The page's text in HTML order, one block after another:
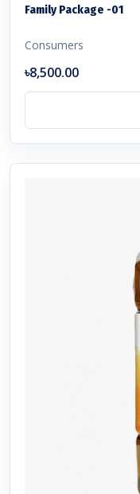
Family Package -01
Consumers
৳8,500.00